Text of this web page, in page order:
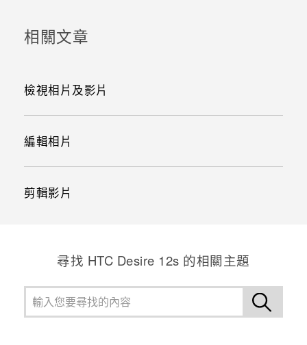
相關文章
檢視相片及影片
編輯相片
剪輯影片
尋找 HTC Desire 12s 的相關主題